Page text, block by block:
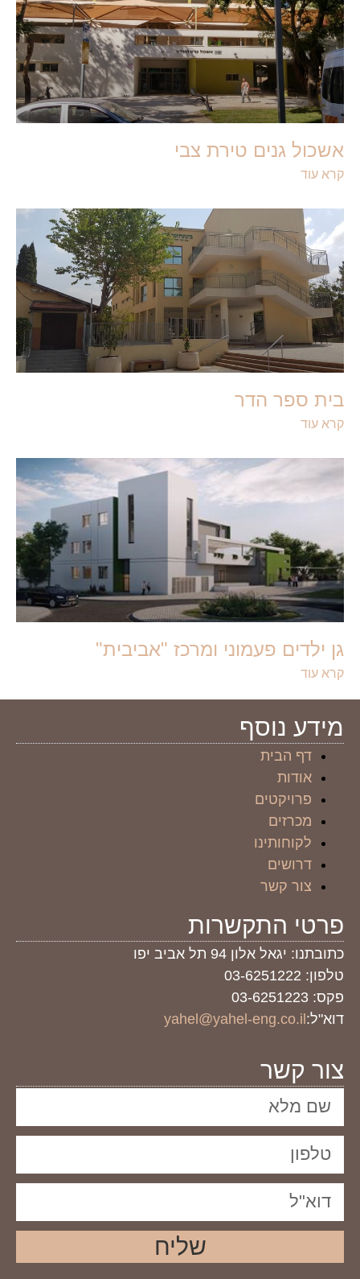
אשכול גנים טירת צבי
קרא עוד
בית ספר הדר
קרא עוד
גן ילדים פעמוני ומרכז "אביבית"
קרא עוד
מידע נוסף
דף הבית
אודות
פרויקטים
מכרזים
לקוחותינו
דרושים
צור קשר
פרטי התקשרות
כתובתנו: יגאל אלון 94 תל אביב יפו
טלפון: 03-6251222
פקס: 03-6251223
דוא"ל: yahel@yahel-eng.co.il
צור קשר
שליח